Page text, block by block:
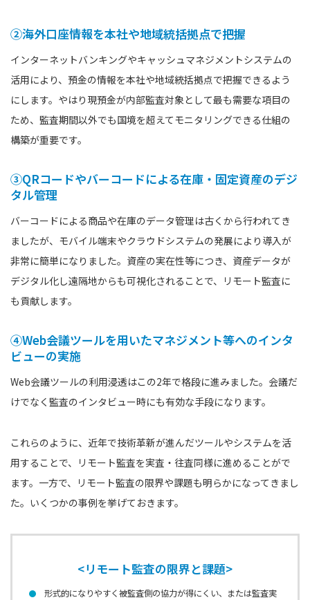
②海外口座情報を本社や地域統括拠点で把握
インターネットバンキングやキャッシュマネジメントシステムの
活用により、預金の情報を本社や地域統括拠点で把握できるよう
にします。やはり現預金が内部監査対象として最も需要な項目の
ため、監査期間以外でも国境を超えてモニタリングできる仕組の
構築が重要です。
③QRコードやバーコードによる在庫・固定資産のデジ
タル管理
バーコードによる商品や在庫のデータ管理は古くから行われてき
ましたが、モバイル端末やクラウドシステムの発展により導入が
非常に簡単になりました。資産の実在性等につき、資産データが
デジタル化し遠隔地からも可視化されることで、リモート監査に
も貢献します。
④Web会議ツールを用いたマネジメント等へのインタ
ビューの実施
Web会議ツールの利用浸透はこの2年で格段に進みました。会議だ
けでなく監査のインタビュー時にも有効な手段になります。
これらのように、近年で技術革新が進んだツールやシステムを活
用することで、リモート監査を実査・往査同様に進めることがで
ます。一方で、リモート監査の限界や課題も明らかになってきまし
た。いくつかの事例を挙げておきます。
<リモート監査の限界と課題>
形式的になりやすく被監査側の協力が得にくい、または監査実